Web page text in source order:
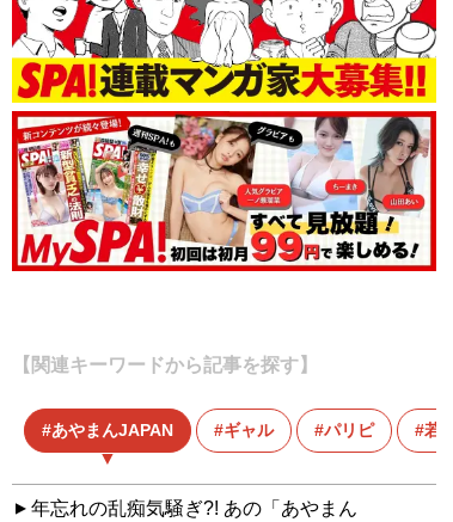
【関連キーワードから記事を探す】
あやまんJAPAN ギャル パリピ 若者
年忘れの乱痴気騒ぎ?! あの「あやまん